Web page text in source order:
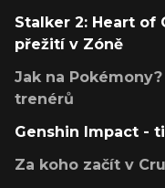
Stalker 2: Heart of
přežití v Zóně
Jak na
trenérů
Genshin Impact -
Za koho začít v